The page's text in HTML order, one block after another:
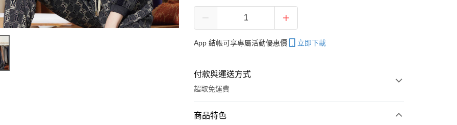
App 結帳可享專屬活動優惠價 立即下載
付款與運送方式
超取免運費
付款方式
商品特色